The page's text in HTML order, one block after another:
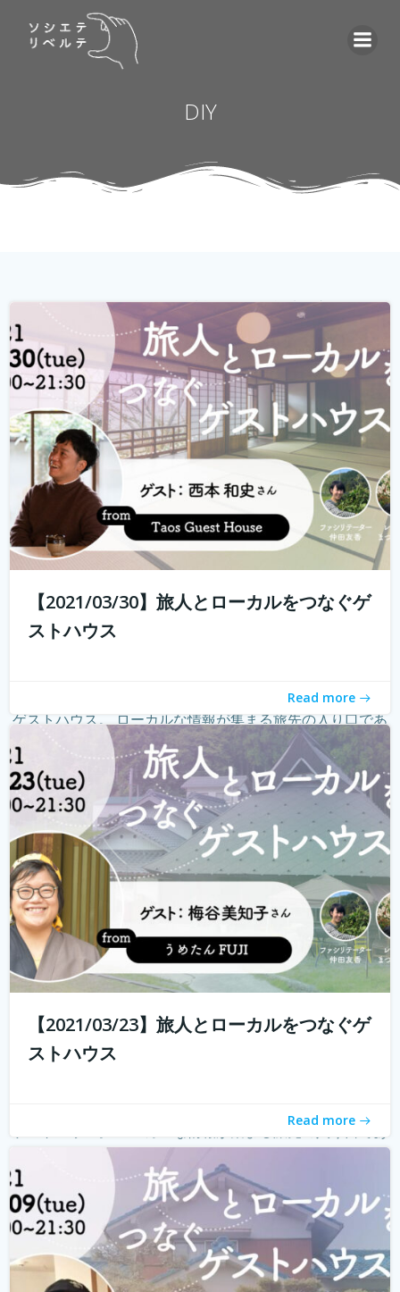
へ
キ
ッ
DIY
ゲストハウス。 ローカルな情報が集まる旅先の入り口であ
り、自分とは異なる価値観の人と気軽に出会える交流の
場。 しかし、コロナウィルスの影響で、交流できるゲスト
ハウスに実際に行けることが少なくなり、寂しく感じてい
る旅人もたくさんいらっしゃると...続きを読む
【2021/03/30】旅人とローカルをつなぐゲ
ストハウス
Read more
ゲストハウス。 ローカルな情報が集まる旅先の入り口であ
り、自分とは異なる価値観の人と気軽に出会える交流の
場。 しかし、コロナウィルスの影響で、交流できるゲスト
ハウスに実際に行けることが少なくなり、寂しく感じてい
る旅人もたくさんいらっしゃると...
続きを読む
【2021/03/23】旅人とローカルをつなぐゲ
ストハウス
Read more
ゲストハウス。 ローカルな情報が集まる旅先の入り口であ
り、自分とは異なる価値観の人と気軽に出会える交流の
場。 しかし、コロナウィルスの影響で、交流できるゲスト
ハウスに実際に行けることが少なくなり、寂しく感じてい
る旅人もたくさんいらっしゃると... 続きを読む